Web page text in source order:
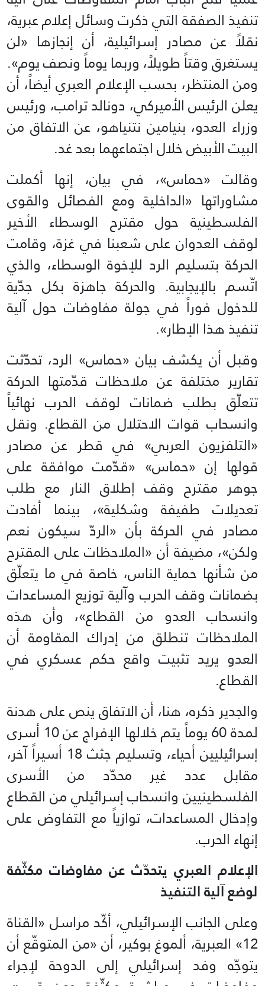
تنفيذ الصفقة التي ذكرت وسائل إعلام عبرية،
نقلاً عن مصادر إسرائيلية، أن إنجازها «لن
يستغرق وقتاً طويلاً، وربما يوماً ونصف يوم».
ومن المنتظر، بحسب الإعلام العبري أيضاً، أن
يعلن الرئيس الأميركي، دونالد ترامب، ورئيس
وزراء العدو، بنيامين نتنياهو، عن الاتفاق من
البيت الأبيض خلال اجتماعهما بعد غد.
وقالت «حماس»، في بيان، إنها أكملت
مشاوراتها «الداخلية ومع الفصائل والقوى
الفلسطينية حول مقترح الوسطاء الأخير
لوقف العدوان على شعبنا في غزة، وقامت
الحركة بتسليم الرد للإخوة الوسطاء، والذي
اتّسم بالإيجابية. والحركة جاهزة بكل جدّية
للدخول فوراً في جولة مفاوضات حول آلية
تنفيذ هذا الإطار».
وقبل أن يكشف بيان «حماس» الرد، تحدّثت
تقارير مختلفة عن ملاحظات قدّمتها الحركة
تتعلّق بطلب ضمانات لوقف الحرب نهائياً
وانسحاب قوات الاحتلال من القطاع. ونقل
«التلفزيون العربي» في قطر عن مصادر
قولها إن «حماس» «قدّمت موافقة على
جوهر مقترح وقف إطلاق النار مع طلب
تعديلات طفيفة وشكلية»، بينما أفادت
مصادر في الحركة بأن «الردّ سيكون نعم
ولكن»، مضيفة أن «الملاحظات على المقترح
من شأنها حماية الناس، خاصة في ما يتعلّق
بضمانات وقف الحرب وآلية توزيع المساعدات
وانسحاب العدو من القطاع»، وأن هذه
الملاحظات تنطلق من إدراك المقاومة أن
العدو يريد تثبيت واقع حكم عسكري في
القطاع.
والجدير ذكره، هنا، أن الاتفاق ينص على هدنة
لمدة 60 يوماً يتم خلالها الإفراج عن 10 أسرى
إسرائيليين أحياء، وتسليم جثث 18 أسيراً آخر،
مقابل عدد غير محدّد من الأسرى
الفلسطينيين وانسحاب إسرائيلي من القطاع
وإدخال المساعدات، توازياً مع التفاوض على
إنهاء الحرب.
الإعلام العبري يتحدّث عن مفاوضات مكثّفة
لوضع آلية التنفيذ
وعلى الجانب الإسرائيلي، أكّد مراسل «القناة
12» العبرية، ألموغ بوكير، أن «من المتوقّع أن
يتوجّه وفد إسرائيلي إلى الدوحة لإجراء